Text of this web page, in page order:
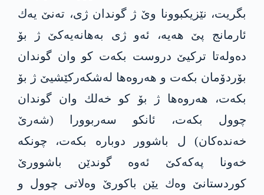
بگریت، نێزیكبوونا وێ ژ گوندان ژی، ته‌نێ یه‌ك
ئارمانج پێ هه‌یه‌، ئه‌و ژی به‌هانه‌یه‌كێ ژ بۆ
ده‌وله‌تا تركیێ دروست بكه‌ت كو وان گوندان
بۆردۆمان بكه‌ت و هه‌روه‌ها له‌شكه‌ركێشیێ ژ بۆ
بكه‌ت، هه‌روه‌ها ژ بۆ كو خه‌لك وان گوندان
چوول بكه‌ت، ئانكو سه‌ربوورا (شه‌رێ
خه‌نده‌كان) ل باشوور دوباره‌ بكه‌ت، چونكه‌
خه‌ونا په‌كه‌كێ ئه‌وه‌ گوندێن باشوورێ
كوردستانێ وه‌ك یێن باكورێ وه‌لاتی چوول و